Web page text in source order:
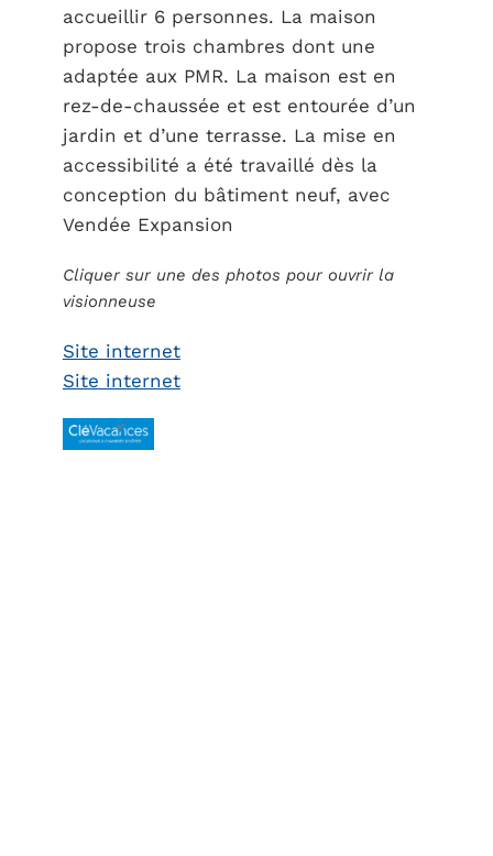
accueillir 6 personnes. La maison
propose trois chambres dont une
adaptée aux PMR. La maison est en
rez-de-chaussée et est entourée d’un
jardin et d’une terrasse. La mise en
accessibilité a été travaillé dès la
conception du bâtiment neuf, avec
Vendée Expansion
Cliquer sur une des photos pour ouvrir la
visionneuse
Site internet
Site internet